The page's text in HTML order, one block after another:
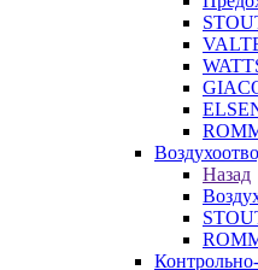
Назад